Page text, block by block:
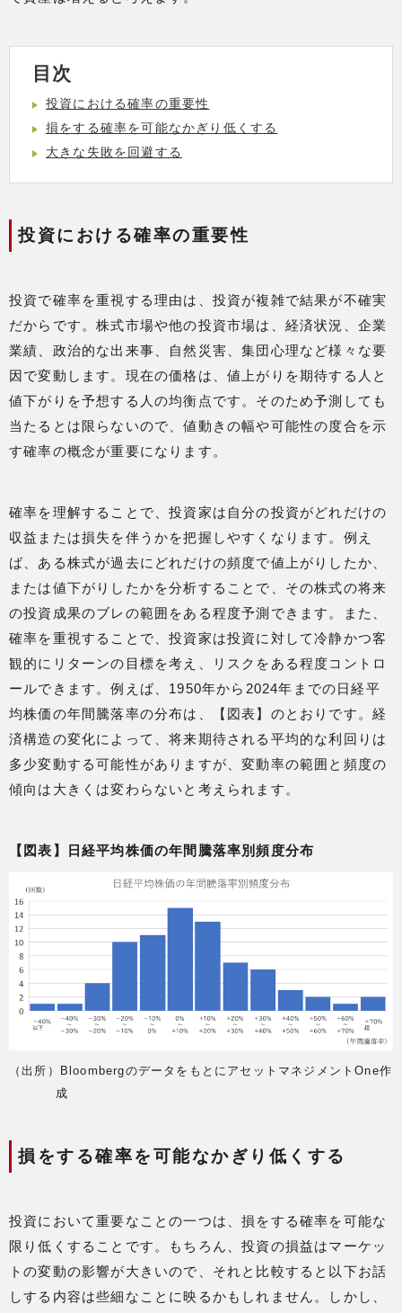
目次
投資における確率の重要性
損をする確率を可能なかぎり低くする
大きな失敗を回避する
投資における確率の重要性
投資で確率を重視する理由は、投資が複雑で結果が不確実
だからです。株式市場や他の投資市場は、経済状況、企業
業績、政治的な出来事、自然災害、集団心理など様々な要
因で変動します。現在の価格は、値上がりを期待する人と
値下がりを予想する人の均衡点です。そのため予測しても
当たるとは限らないので、値動きの幅や可能性の度合を示
す確率の概念が重要になります。
確率を理解することで、投資家は自分の投資がどれだけの
収益または損失を伴うかを把握しやすくなります。例え
ば、ある株式が過去にどれだけの頻度で値上がりしたか、
または値下がりしたかを分析することで、その株式の将来
の投資成果のブレの範囲をある程度予測できます。また、
確率を重視することで、投資家は投資に対して冷静かつ客
観的にリターンの目標を考え、リスクをある程度コントロ
ールできます。例えば、1950年から2024年までの日経平
均株価の年間騰落率の分布は、【図表】のとおりです。経
済構造の変化によって、将来期待される平均的な利回りは
多少変動する可能性がありますが、変動率の範囲と頻度の
傾向は大きくは変わらないと考えられます。
【図表】日経平均株価の年間騰落率別頻度分布
（出所）BloombergのデータをもとにアセットマネジメントOne作
成
損をする確率を可能なかぎり低くする
投資において重要なことの一つは、損をする確率を可能な
限り低くすることです。もちろん、投資の損益はマーケッ
トの変動の影響が大きいので、それと比較すると以下お話
しする内容は些細なことに映るかもしれません。しかし、